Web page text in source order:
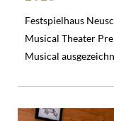
Festspielhaus
Musical Theater
Musical